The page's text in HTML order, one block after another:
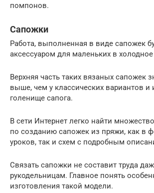
помпонов.
Сапожки
Работа, выполненная в виде сапожек
аксессуаром для маленьких в
Верхняя часть таких вязаных сапожек
выше, чем у классических вариантов и
голенище сапога.
В сети Интернет легко найти
по созданию сапожек из пряжи, как в
уроков, так и схем с подробным
Связать сапожки не составит труда
рукодельницам. Главное понять
изготовления такой модели.